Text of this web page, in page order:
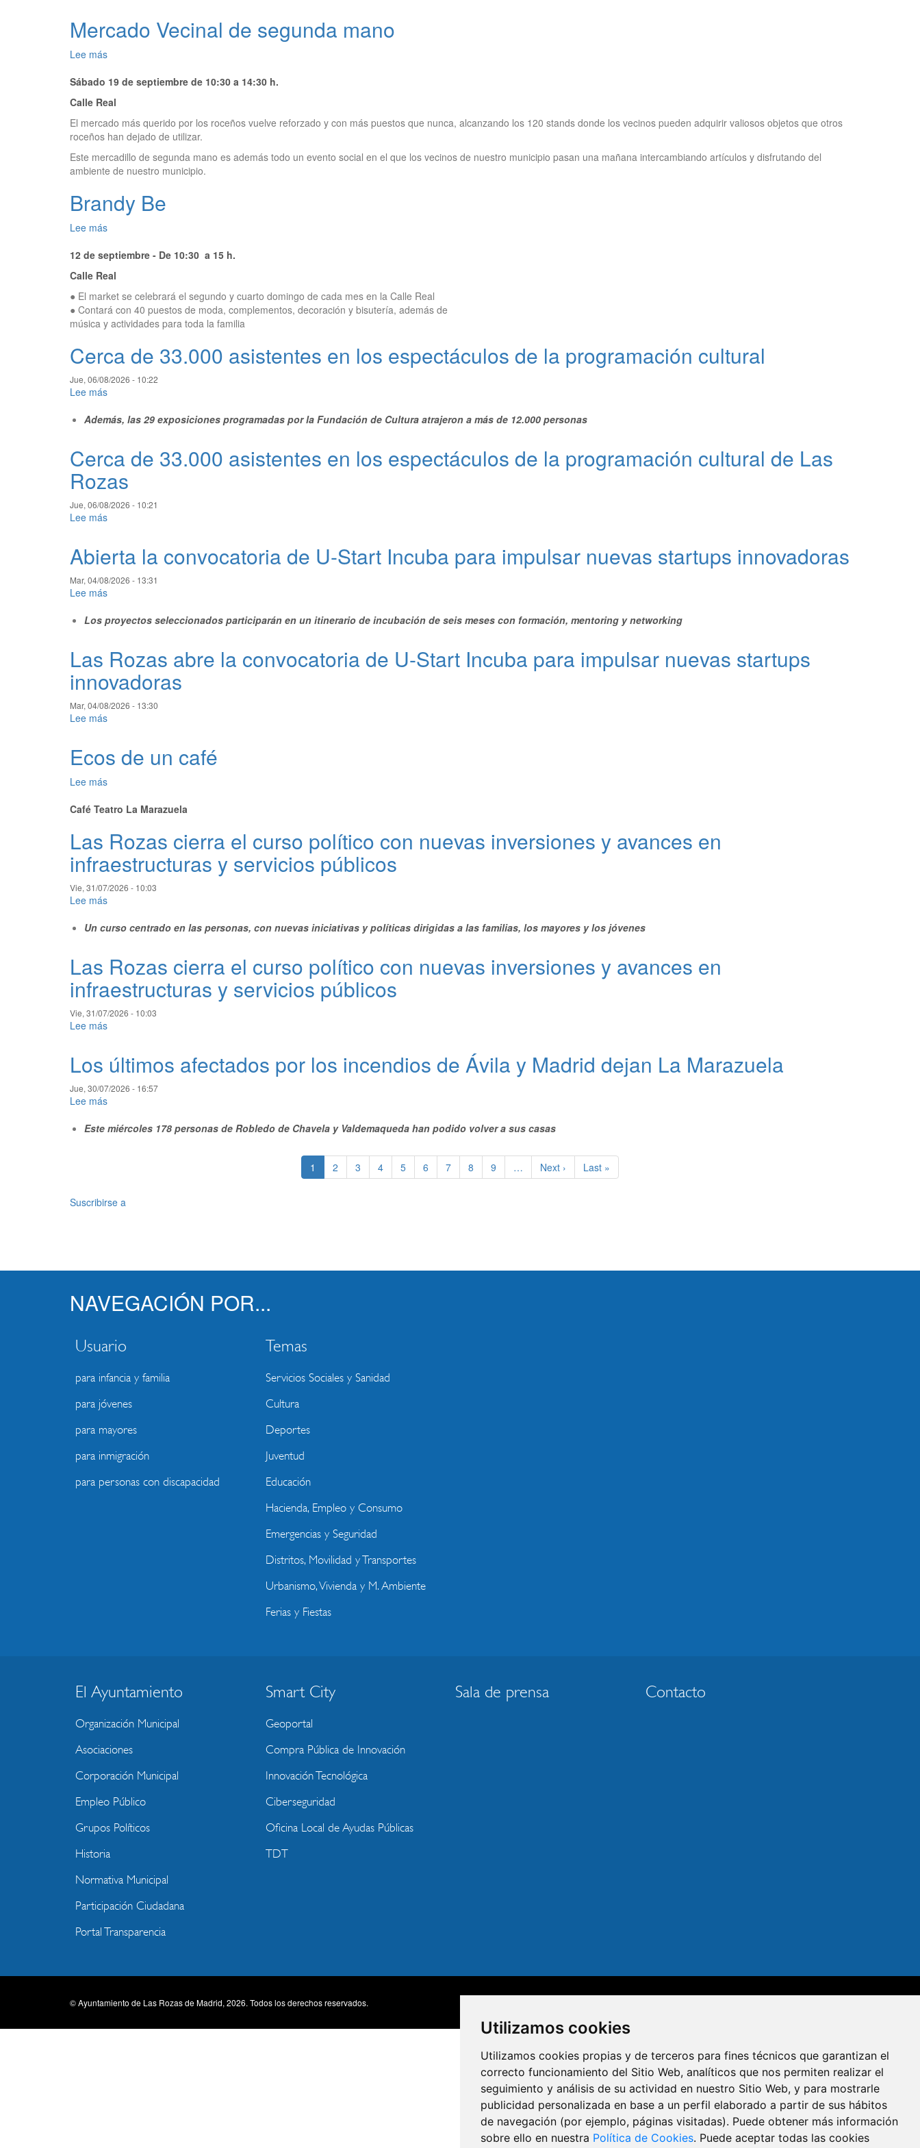
Utilizamos cookies
Utilizamos cookies propias y de terceros para fines técnicos que garantizan el
correcto funcionamiento del Sitio Web, analíticos que nos permiten realizar el
seguimiento y análisis de su actividad en nuestro Sitio Web, y para mostrarle
publicidad personalizada en base a un perfil elaborado a partir de sus hábitos
de navegación (por ejemplo, páginas visitadas). Puede obtener más información
sobre ello en nuestra Política de Cookies. Puede aceptar todas las cookies
Mercado Vecinal de segunda mano
Lee más
Vecinal
de
segunda
mano
Sábado 19 de septiembre de 10:30 a 14:30 h.
Calle Real
El mercado más querido por los roceños vuelve reforzado y con más puestos que nunca, alcanzando los 120 stands donde los vecinos pueden adquirir valiosos objetos que otros
roceños han dejado de utilizar.
Este mercadillo de segunda mano es además todo un evento social en el que los vecinos de nuestro municipio pasan una mañana intercambiando artículos y disfrutando del
ambiente de nuestro municipio.
Brandy Be
Lee más
Be
12 de septiembre - De 10:30 a 15 h.
Calle Real
● El market se celebrará el segundo y cuarto domingo de cada mes en la Calle Real
● Contará con 40 puestos de moda, complementos, decoración y bisutería, además de
música y actividades para toda la familia
Cerca de 33.000 asistentes en los espectáculos de la programación cultural
Jue, 06/08/2026 - 10:22
Lee más
de
en
espectáculos
de
Además, las 29 exposiciones programadas por la Fundación de Cultura atrajeron a más de 12.000 personas
Cerca de 33.000 asistentes en los espectáculos de la programación cultural de Las
Rozas
Jue, 06/08/2026 - 10:21
Lee más
33.000
en
de
programación
cultural
de
Rozas
Abierta la convocatoria de U-Start Incuba para impulsar nuevas startups innovadoras
Mar, 04/08/2026 - 13:31
Lee más
la
U-
Incuba
para
innovadoras
Los proyectos seleccionados participarán en un itinerario de incubación de seis meses con formación, mentoring y networking
Las Rozas abre la convocatoria de U-Start Incuba para impulsar nuevas startups
innovadoras
Mar, 04/08/2026 - 13:30
Lee más
abre
U-
Incuba
impulsar
nuevas
Ecos de un café
Lee más
de
café
Café Teatro La Marazuela
Las Rozas cierra el curso político con nuevas inversiones y avances en
infraestructuras y servicios públicos
Vie, 31/07/2026 - 10:03
Lee más
Rozas
curso
político
con
nuevas
en
y
Un curso centrado en las personas, con nuevas iniciativas y políticas dirigidas a las familias, los mayores y los jóvenes
Las Rozas cierra el curso político con nuevas inversiones y avances en
infraestructuras y servicios públicos
Vie, 31/07/2026 - 10:03
Lee más
cierra
curso
con
nuevas
infraestructuras
Los últimos afectados por los incendios de Ávila y Madrid dejan La Marazuela
Jue, 30/07/2026 - 16:57
Lee más
últimos
Ávila
Este miércoles 178 personas de Robledo de Chavela y Valdemaqueda han podido volver a sus casas
Página
actual
1 Page
2 Page
3 Page
4 Page
5 Page
6 Page
7 Page
8 Page
9 …
Página
siguiente
Next ›
Última
página
Last »
Suscribirse a
NAVEGACIÓN POR...
Usuario
para infancia y familia
para jóvenes
para mayores
para inmigración
para personas con discapacidad
Temas
Servicios Sociales y Sanidad
Cultura
Deportes
Juventud
Educación
Hacienda, Empleo y Consumo
Emergencias y Seguridad
Distritos, Movilidad y Transportes
Urbanismo, Vivienda y M. Ambiente
Ferias y Fiestas
BLOQUE
MENU
WEBSITE
El Ayuntamiento
Organización Municipal
Asociaciones
Corporación Municipal
Empleo Público
Grupos Políticos
Historia
Normativa Municipal
Participación Ciudadana
Portal Transparencia
Smart City
Geoportal
Compra Pública de Innovación
Innovación Tecnológica
Ciberseguridad
Oficina Local de Ayudas Públicas
TDT
Sala de prensa Contacto
MENU
FOOTER
© Ayuntamiento de Las Rozas de Madrid, 2026. Todos los derechos reservados.